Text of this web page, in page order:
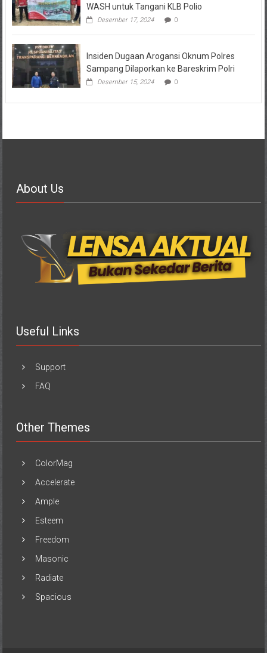
WASH untuk Tangani KLB Polio
Desember 17, 2024 0
Insiden Dugaan Arogansi Oknum Polres
Sampang Dilaporkan ke Bareskrim Polri
Desember 15, 2024 0
About Us
Useful Links
Support
FAQ
Other Themes
ColorMag
Accelerate
Ample
Esteem
Freedom
Masonic
Radiate
Spacious